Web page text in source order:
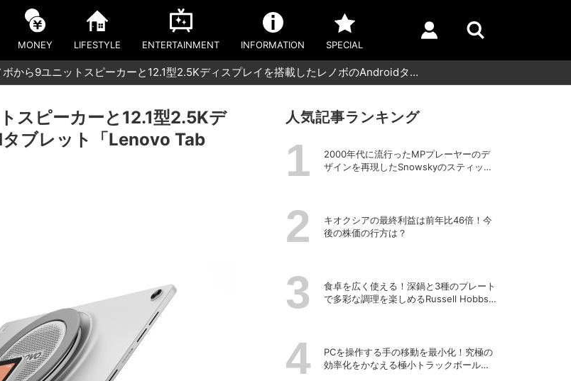
MONEY LIFESTYLE ENTERTAINMENT INFORMATION SPECIAL
から9ユニットスピーカーと12.1型2.5Kディスプレイを搭載したレノボのAndroidタ…
スピーカーと12.1型2.5Kデ
ブレット「Lenovo Tab
人気記事ランキング
2000年代に流行ったMPプレーヤーのデ
ザインを再現したSnowskyのスティック
キオクシアの最終利益は前年比46倍！今
後の株価の行方は？
食卓を広く使える！深鍋と3種のプレート
で多彩な調理を楽しめるRussell Hobbsの
PCを操作する手の移動を最小化！究極の
効率化をかなえる極小トラックボール